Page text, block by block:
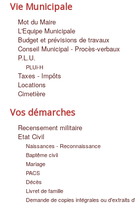
Découvrir MAZION
Vie Scolaire et Petite Enfance
Vie Economique
Vie Associative et Loisirs
Vie Sociale
Nous Contacter
Infos pratiques
Vie Municipale
Mot du Maire
L'Equipe Municipale
Budget et prévisions de travaux
Conseil Municipal - Procès-verbaux
P.L.U.
PLUi-H
Taxes - Impôts
Locations
Cimetière
Vos démarches
Recensement militaire
Etat Civil
Naissances - Reconnaissance
Baptême civil
Mariage
PACS
Décès
Livret de famille
Demande de copies intégrales ou d'extraits